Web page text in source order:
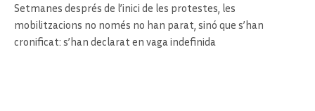
Setmanes després de l’inici de les protestes, les
mobilitzacions no només no han parat, sinó que s’han
cronificat: s’han declarat en vaga indefinida